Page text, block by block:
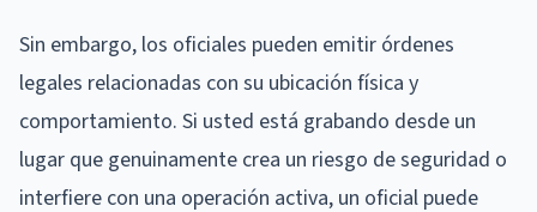
Sin embargo, los oficiales pueden emitir órdenes
legales relacionadas con su ubicación física y
comportamiento. Si usted está grabando desde un
lugar que genuinamente crea un riesgo de seguridad o
interfiere con una operación activa, un oficial puede